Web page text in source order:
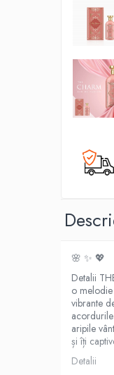
🌸 ✨ 💖
Detalii
o
vibrante
aripile
și îți
Detalii